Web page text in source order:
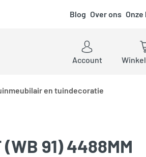
Blog Over ons
Account
en tuindecoratie
(WB 91) 4488MM